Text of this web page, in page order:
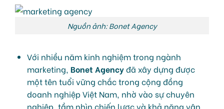
Nguồn ảnh: Bonet Agency
Với nhiều năm kinh nghiệm trong ngành
marketing, Bonet Agencyđã xây dựng được
một tên tuổi vững chắc trong cộng đồng
doanh nghiệp Việt Nam, nhờ vào sự chuyên
nghiệp, tầm nhìn chiến lược và khả năng vận